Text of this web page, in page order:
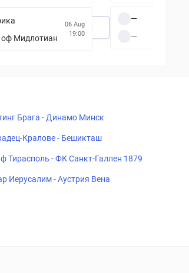
оф Мидлотиан
06 Aug
19:00
—
—
Брага - Динамо Минск
Кралове - Бешикташ
Тирасполь - ФК Санкт-Галлен 1879
Иерусалим - Аустрия Вена